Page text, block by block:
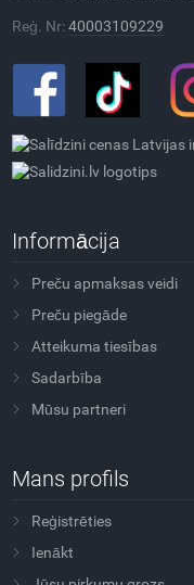
Reģ. Nr:40003109229
Informācija
Preču apmaksas veidi
Preču piegāde
Atteikuma tiesības
Sadarbība
Mūsu partneri
Mans profils
Reģistrēties
Ienākt